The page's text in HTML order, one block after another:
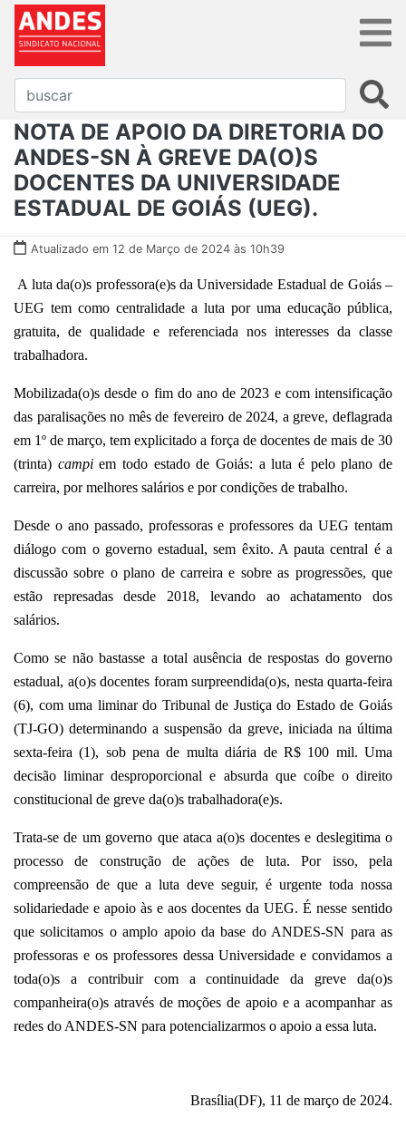
NOTA DE APOIO DA DIRETORIA DO
ANDES-SN À GREVE DA(O)S
DOCENTES DA UNIVERSIDADE
ESTADUAL DE GOIÁS (UEG).
Atualizado em 12 de Março de 2024 às 10h39
A luta da(o)s professora(e)s da Universidade Estadual de Goiás –
UEG tem como centralidade a luta por uma educação pública,
gratuita, de qualidade e referenciada nos interesses da classe
trabalhadora.
Mobilizada(o)s desde o fim do ano de 2023 e com intensificação
das paralisações no mês de fevereiro de 2024, a greve, deflagrada
em 1º de março, tem explicitado a força de docentes de mais de 30
(trinta) campiem todo estado de Goiás: a luta é pelo plano de
carreira, por melhores salários e por condições de trabalho.
Desde o ano passado, professoras e professores da UEG tentam
diálogo com o governo estadual, sem êxito. A pauta central é a
discussão sobre o plano de carreira e sobre as progressões, que
estão represadas desde 2018, levando ao achatamento dos
salários.
Como se não bastasse a total ausência de respostas do governo
estadual, a(o)s docentes foram surpreendida(o)s, nesta quarta-feira
(6), com uma liminar do Tribunal de Justiça do Estado de Goiás
(TJ-GO) determinando a suspensão da greve, iniciada na última
sexta-feira (1), sob pena de multa diária de R$ 100 mil. Uma
decisão liminar desproporcional e absurda que coíbe o direito
constitucional de greve da(o)s trabalhadora(e)s.
Trata-se de um governo que ataca a(o)s docentes e deslegitima o
processo de construção de ações de luta. Por isso, pela
compreensão de que a luta deve seguir, é urgente toda nossa
solidariedade e apoio às e aos docentes da UEG. É nesse sentido
que solicitamos o amplo apoio da base do ANDES-SN para as
professoras e os professores dessa Universidade e convidamos a
toda(o)s a contribuir com a continuidade da greve da(o)s
companheira(o)s através de moções de apoio e a acompanhar as
redes do ANDES-SN para potencializarmos o apoio a essa luta.
Brasília(DF), 11 de março de 2024.